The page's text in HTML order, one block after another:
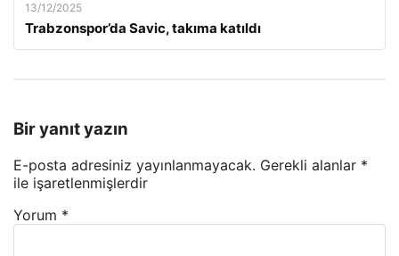
13/12/2025
Trabzonspor’da Savic, takıma katıldı
Bir yanıt yazın
E-posta adresiniz yayınlanmayacak. Gerekli alanlar *
ile işaretlenmişlerdir
Yorum *